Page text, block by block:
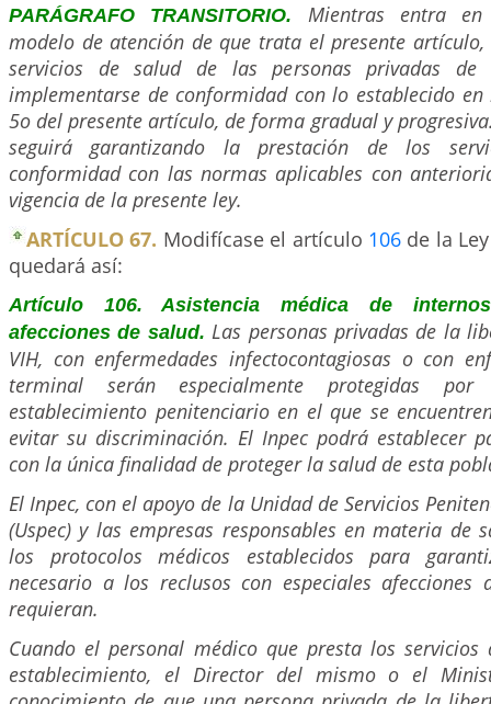
PARÁGRAFO TRANSITORIO. Mientras entra
modelo de atención de que trata el presente
servicios de salud de las personas privadas
implementarse de conformidad con lo establecido
5o del presente artículo, de forma gradual y
seguirá garantizando la prestación de los
conformidad con las normas aplicables con
vigencia de la presente ley.
ARTÍCULO 67. Modifícase el artículo 106de la
quedará así:
Artículo 106. Asistencia médica de
afecciones de salud.Las personas privadas de la
VIH, con enfermedades infectocontagiosas o con
terminal serán especialmente protegidas
establecimiento penitenciario en el que se
evitar su discriminación. El Inpec podrá establecer
con la única finalidad de proteger la salud de esta
El Inpec, con el apoyo de la Unidad de Servicios
(Uspec) y las empresas responsables en materia de
los protocolos médicos establecidos para
necesario a los reclusos con especiales
requieran.
Cuando el personal médico que presta los
establecimiento, el Director del mismo o el